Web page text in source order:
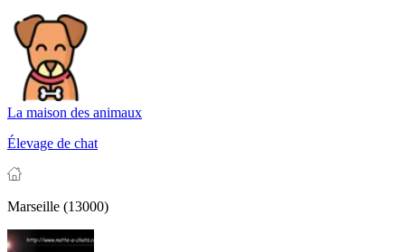
La maison des animaux
Élevage de chat
Marseille (13000)